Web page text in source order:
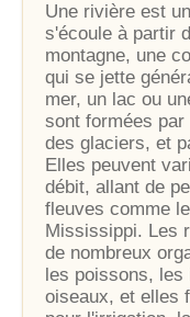
Une rivière est
s'écoule à partir
montagne, une
qui se jette
mer, un lac ou
sont formées
des glaciers, et
Elles peuvent
débit, allant de
fleuves comme
Mississippi. Les
de nombreux
les poissons, les
oiseaux, et elles